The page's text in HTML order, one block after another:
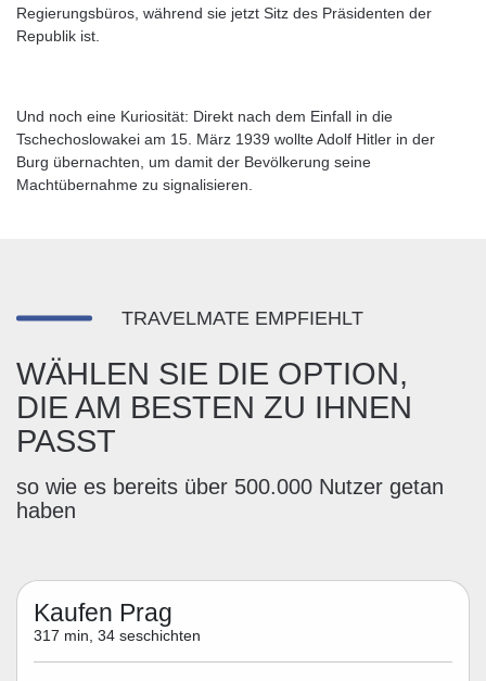
Regierungsbüros, während sie jetzt Sitz des Präsidenten der
Republik ist.
Und noch eine Kuriosität: Direkt nach dem Einfall in die
Tschechoslowakei am 15. März 1939 wollte Adolf Hitler in der
Burg übernachten, um damit der Bevölkerung seine
Machtübernahme zu signalisieren.
TRAVELMATE EMPFIEHLT
WÄHLEN SIE DIE OPTION,
DIE AM BESTEN ZU IHNEN
PASST
so wie es bereits über 500.000 Nutzer getan
haben
Kaufen Prag
317 min, 34 seschichten